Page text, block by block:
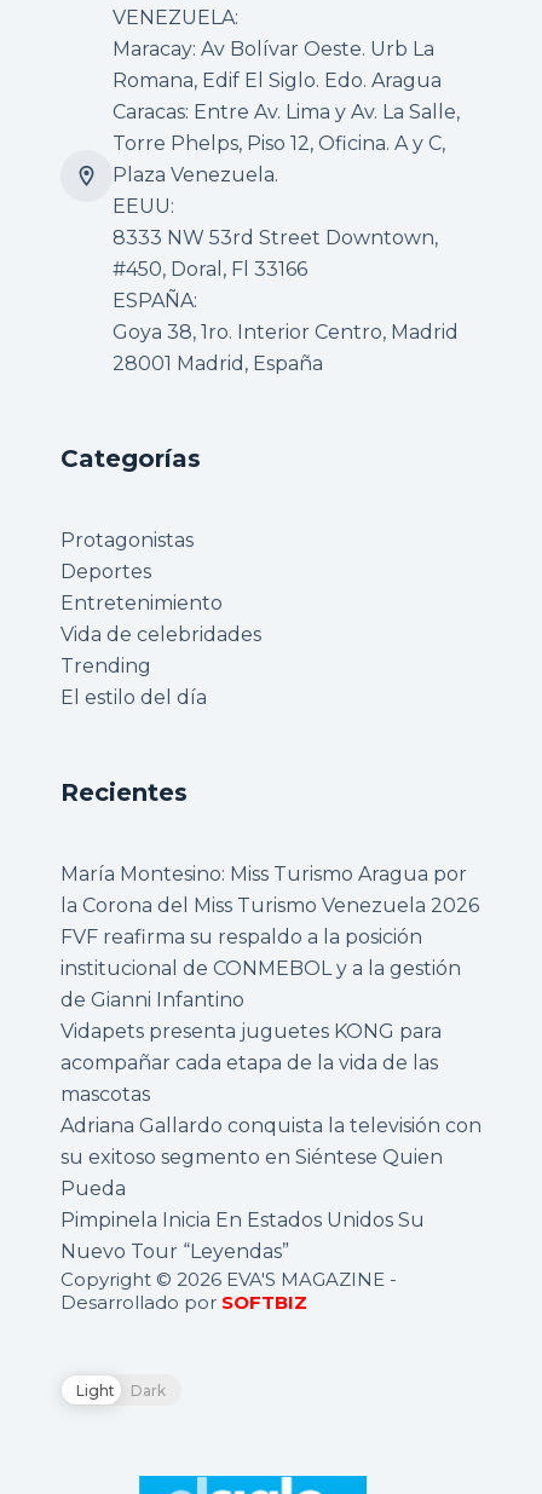
VENEZUELA:
Maracay: Av Bolívar Oeste. Urb La
Romana, Edif El Siglo. Edo. Aragua
Caracas: Entre Av. Lima y Av. La Salle,
Torre Phelps, Piso 12, Oficina. A y C,
Plaza Venezuela.
EEUU:
8333 NW 53rd Street Downtown,
#450, Doral, Fl 33166
ESPAÑA:
Goya 38, 1ro. Interior Centro, Madrid
28001 Madrid, España
Categorías
Protagonistas
Deportes
Entretenimiento
Vida de celebridades
Trending
El estilo del día
Recientes
María Montesino: Miss Turismo Aragua por
la Corona del Miss Turismo Venezuela 2026
FVF reafirma su respaldo a la posición
institucional de CONMEBOL y a la gestión
de Gianni Infantino
Vidapets presenta juguetes KONG para
acompañar cada etapa de la vida de las
mascotas
Adriana Gallardo conquista la televisión con
su exitoso segmento en Siéntese Quien
Pueda
Pimpinela Inicia En Estados Unidos Su
Nuevo Tour “Leyendas”
Copyright © 2026 EVA'S MAGAZINE -
Desarrollado por SOFTBIZ
Light Dark